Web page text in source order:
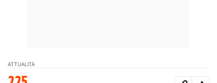
ATTUALITÀ